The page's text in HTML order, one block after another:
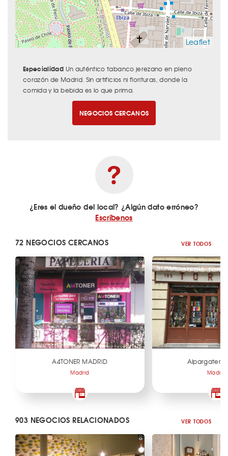
Leaflet
Especialidad Un auténtico tabanco jerezano en pleno
corazón de Madrid. Sin artificios ni florituras, donde la
comida y la bebida es lo que prima.
NEGOCIOS CERCANOS
¿Eres el dueño del local? ¿Algún dato erróneo?
Escríbenos
72 NEGOCIOS CERCANOS VER TODOS
A4TONER MADRID
Madrid
Alpargatería
Madrid
903 NEGOCIOS RELACIONADOS VER TODOS